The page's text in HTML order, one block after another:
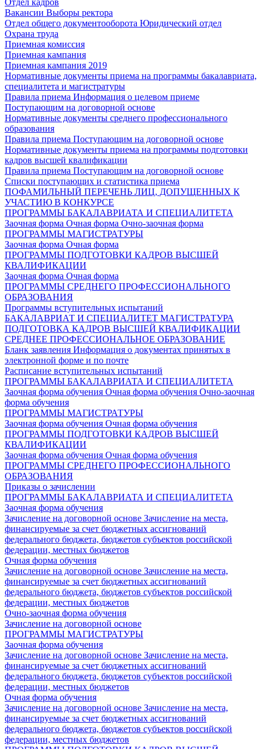
Вакансии Выборы ректора
Отдел общего документооборота Юридический отдел
Охрана труда
Приемная комиссия
Приемная кампания
Приемная кампания 2019
Нормативные документы приема на программы бакалавриата,
специалитета и магистратуры
Правила приема Информация о целевом приеме
Поступающим на договорной основе
Нормативные документы среднего профессионального
образования
Правила приема Поступающим на договорной основе
Нормативные документы приема на программы подготовки
кадров высшей квалификации
Правила приема Поступающим на договорной основе
Списки поступающих и статистика приема
ПОФАМИЛЬНЫЙ ПЕРЕЧЕНЬ ЛИЦ, ДОПУЩЕННЫХ К
УЧАСТИЮ В КОНКУРСЕ
ПРОГРАММЫ БАКАЛАВРИАТА И СПЕЦИАЛИТЕТА
Заочная форма Очная форма Очно-заочная форма
ПРОГРАММЫ МАГИСТРАТУРЫ
Заочная форма Очная форма
ПРОГРАММЫ ПОДГОТОВКИ КАДРОВ ВЫСШЕЙ
КВАЛИФИКАЦИИ
Заочная форма Очная форма
ПРОГРАММЫ СРЕДНЕГО ПРОФЕССИОНАЛЬНОГО
ОБРАЗОВАНИЯ
Программы вступительных испытаний
БАКАЛАВРИАТ И СПЕЦИАЛИТЕТ МАГИСТРАТУРА
ПОДГОТОВКА КАДРОВ ВЫСШЕЙ КВАЛИФИКАЦИИ
СРЕДНЕЕ ПРОФЕССИОНАЛЬНОЕ ОБРАЗОВАНИЕ
Бланк заявления Информация о документах принятых в
электронной форме и по почте
Расписание вступительных испытаний
ПРОГРАММЫ БАКАЛАВРИАТА И СПЕЦИАЛИТЕТА
Заочная форма обучения Очная форма обучения Очно-заочная
форма обучения
ПРОГРАММЫ МАГИСТРАТУРЫ
Заочная форма обучения Очная форма обучения
ПРОГРАММЫ ПОДГОТОВКИ КАДРОВ ВЫСШЕЙ
КВАЛИФИКАЦИИ
Заочная форма обучения Очная форма обучения
ПРОГРАММЫ СРЕДНЕГО ПРОФЕССИОНАЛЬНОГО
ОБРАЗОВАНИЯ
Приказы о зачислении
ПРОГРАММЫ БАКАЛАВРИАТА И СПЕЦИАЛИТЕТА
Заочная форма обучения
Зачисление на договорной основе Зачисление на места,
финансируемые за счет бюджетных ассигнований
федерального бюджета, бюджетов субъектов российской
федерации, местных бюджетов
Очная форма обучения
Зачисление на договорной основе Зачисление на места,
финансируемые за счет бюджетных ассигнований
федерального бюджета, бюджетов субъектов российской
федерации, местных бюджетов
Очно-заочная форма обучения
Зачисление на договорной основе
ПРОГРАММЫ МАГИСТРАТУРЫ
Заочная форма обучения
Зачисление на договорной основе Зачисление на места,
финансируемые за счет бюджетных ассигнований
федерального бюджета, бюджетов субъектов российской
федерации, местных бюджетов
Очная форма обучения
Зачисление на договорной основе Зачисление на места,
финансируемые за счет бюджетных ассигнований
федерального бюджета, бюджетов субъектов российской
федерации, местных бюджетов